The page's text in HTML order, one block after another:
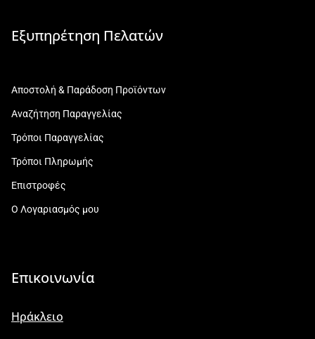
Εξυπηρέτηση Πελατών
Αποστολή & Παράδοση Προϊόντων
Αναζήτηση Παραγγελίας
Τρόποι Παραγγελίας
Τρόποι Πληρωμής
Επιστροφές
Ο Λογαριασμός μου
Επικοινωνία
Ηράκλειο